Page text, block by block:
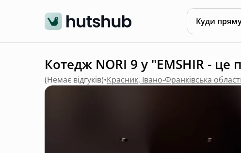
Куди
Котедж NORI 9 у "EMSHIR - це
(Немає відгуків)•Красник, Івано-Франківська